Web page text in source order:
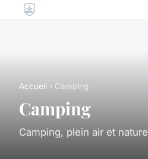
Accueil › Camping
Camping
Camping, plein air et nature